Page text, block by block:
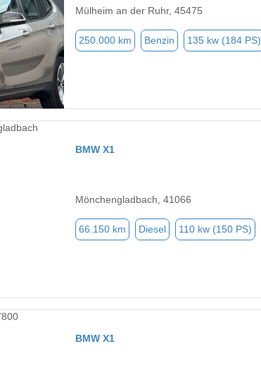
Mülheim an der Ruhr, 45475
250.000 km Benzin 135 kw (184 PS)
BMW X1
Mönchengladbach, 41066
66.150 km Diesel 110 kw (150 PS)
BMW X1